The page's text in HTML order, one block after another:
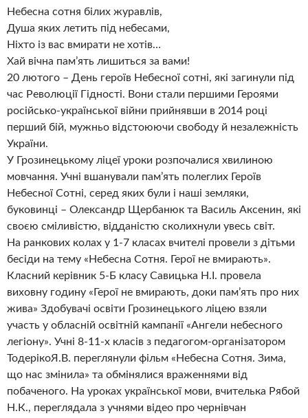
Небесна сотня білих журавлів,
Душа яких летить під небесами,
Ніхто із вас вмирати не хотів…
Хай вічна пам’ять лишиться за вами!
20 лютого – День героїв Небесної сотні, які загинули під
час Революції Гідності. Вони стали першими Героями
російсько-української війни прийнявши в 2014 році
перший бій, мужньо відстоюючи свободу й незалежність
України.
У Грозинецькому ліцеї уроки розпочалися хвилиною
мовчання. Учні вшанували пам’ять полеглих Героїв
Небесної Сотні, серед яких були і наші земляки,
буковинці – Олександр Щербанюк та Василь Аксенин, які
своєю сміливістю, відданістю сколихнули увесь світ.
На ранкових колах у 1-7 класах вчителі провели з дітьми
бесіди на тему «Небесна Сотня. Герої не вмирають».
Класний керівник 5-Б класу Савицька Н.І. провела
виховну годину «Герої не вмирають, доки пам’ять про них
жива» Здобувачі освіти Грозинецького ліцею взяли
участь у обласній освітній кампанії «Ангели небесного
легіону». Учні 8-11-х класів з педагогом-організатором
ТодерікоЯ.В. переглянули фільм «Небесна Сотня. Зима,
що нас змінила» та обмінялися враженнями від
побаченого. На уроках української мови, вчителька Рябой
Н.К., переглядала з учнями відео про чернівчан